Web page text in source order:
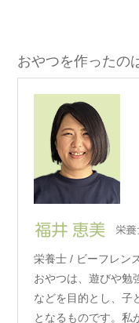
おやつを作ったの
栄養士 / ビーフレン
おやつは、遊びや勉
などを目的とし、子
となるものです。私